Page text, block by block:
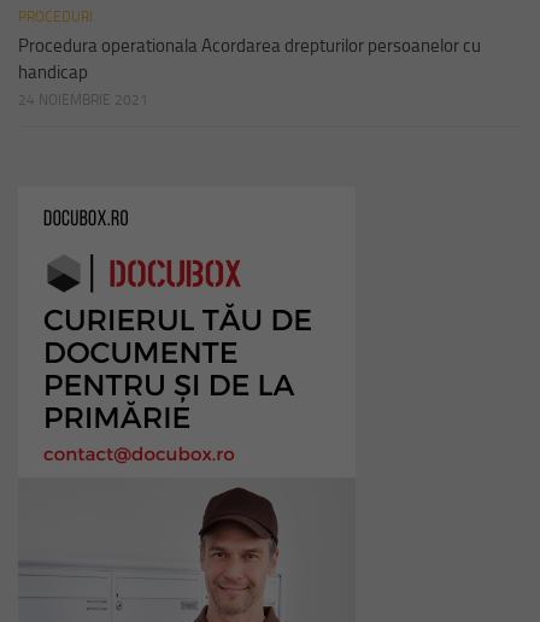
PROCEDURI
Procedura operationala Acordarea drepturilor persoanelor cu
handicap
24 NOIEMBRIE 2021